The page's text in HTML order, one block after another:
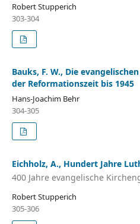
Robert Stupperich
303-304
Bauks, F. W., Die
der Reformationszeit bis 1945
Hans-Joachim Behr
304-305
Eichholz, A., Hundert Jahre
400 Jahre evangelische
Robert Stupperich
305-306